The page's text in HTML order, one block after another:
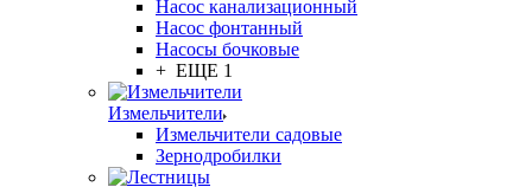
Насос канализационный
Насос фонтанный
Насосы бочковые
+ ЕЩЕ 1
Измельчители
Измельчители садовые
Зернодробилки